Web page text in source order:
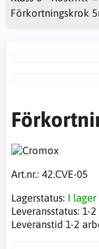
Förkortningskrok
Art.nr.: 42.CVE-05
Lagerstatus: I lager
Leveransstatus: 1-2
Leveranstid 1-2